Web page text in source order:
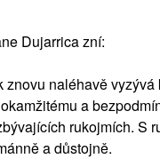
Dujarrica zní:
znovu naléhavě vyzývá
a
rukojmích. S
a důstojně.